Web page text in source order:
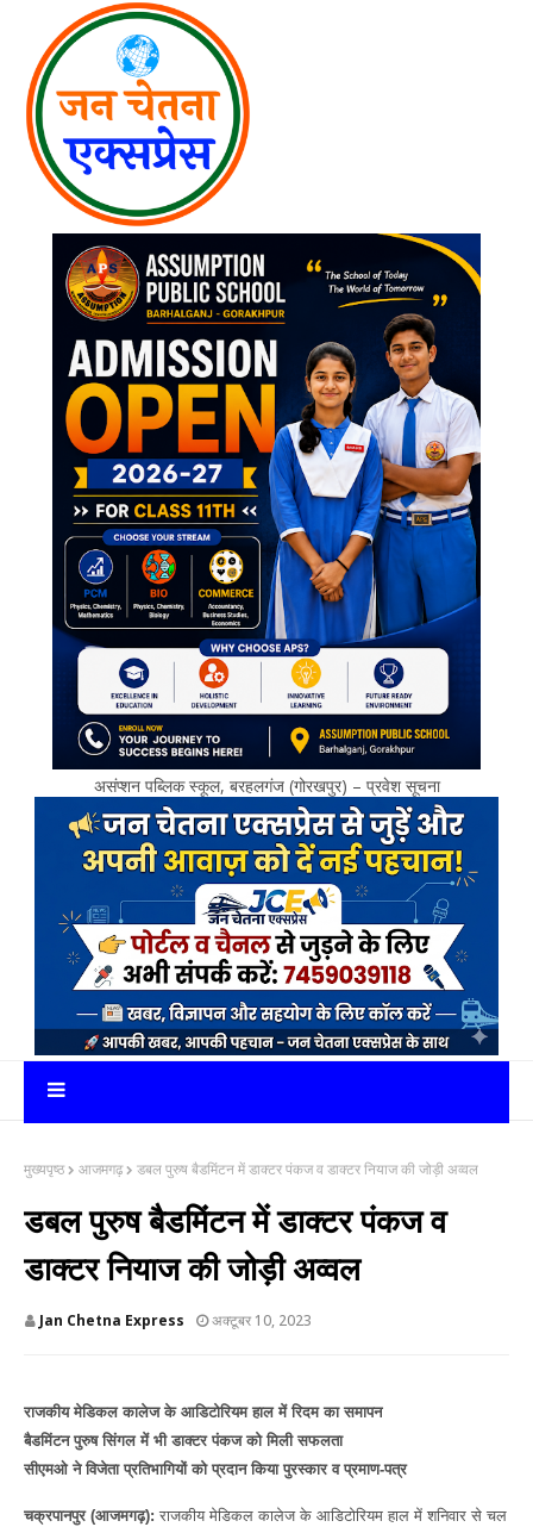
असंप्शन पब्लिक स्कूल, बरहलगंज (गोरखपुर) – प्रवेश सूचना
मुख्यपृष्ठ आजमगढ़ डबल पुरुष बैडमिंटन में डाक्टर पंकज व डाक्टर नियाज की जोड़ी अव्वल
डबल पुरुष बैडमिंटन में डाक्टर पंकज व
डाक्टर नियाज की जोड़ी अव्वल
Jan Chetna Express अक्टूबर 10, 2023
राजकीय मेडिकल कालेज के आडिटोरियम हाल में रिदम का समापन
बैडमिंटन पुरुष सिंगल में भी डाक्टर पंकज को मिली सफलता
सीएमओ ने विजेता प्रतिभागियों को प्रदान किया पुरस्कार व प्रमाण-पत्र
चक्रपानपुर (आजमगढ़): राजकीय मेडिकल कालेज के आडिटोरियम हाल में शनिवार से चल